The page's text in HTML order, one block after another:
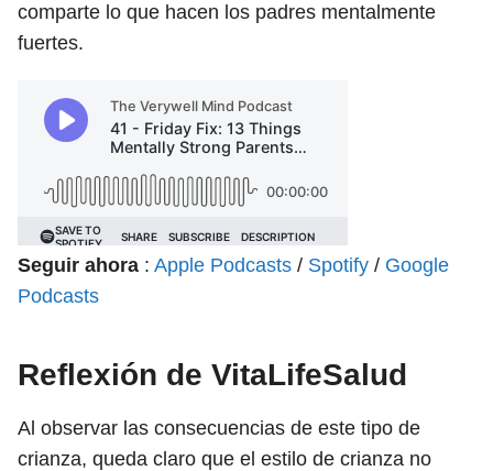
comparte lo que hacen los padres mentalmente
fuertes.
Seguir ahora : Apple Podcasts / Spotify / Google
Podcasts
Reflexión de VitaLifeSalud
Al observar las consecuencias de este tipo de
crianza, queda claro que el estilo de crianza no